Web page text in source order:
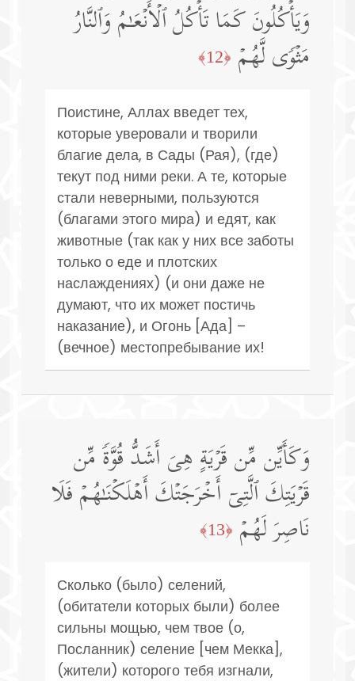
وَیَأۡكُلُونَ كَمَا تَأۡكُلُ ٱلۡأَنۡعَـٰمُ وَٱلنَّارُ
مَثۡوࣰى لَّهُمۡ ﴿12﴾
Поистине, Аллах введет тех,
которые уверовали и творили
благие дела, в Сады (Рая), (где)
текут под ними реки. А те, которые
стали неверными, пользуются
(благами этого мира) и едят, как
животные (так как у них все заботы
только о еде и плотских
наслаждениях) (и они даже не
думают, что их может постичь
наказание), и Огонь [Ада] –
(вечное) местопребывание их!
وَكَأَیِّن مِّن قَرۡیَةٍ هِیَ أَشَدُّ قُوَّةࣰ مِّن
قَرۡیَتِكَ ٱلَّتِیۤ أَخۡرَجَتۡكَ أَهۡلَكۡنَـٰهُمۡ فَلَا
نَاصِرَ لَهُمۡ ﴿13﴾
Сколько (было) селений,
(обитатели которых были) более
сильны мощью, чем твое (о,
Посланник) селение [чем Мекка],
(жители) которого тебя изгнали,